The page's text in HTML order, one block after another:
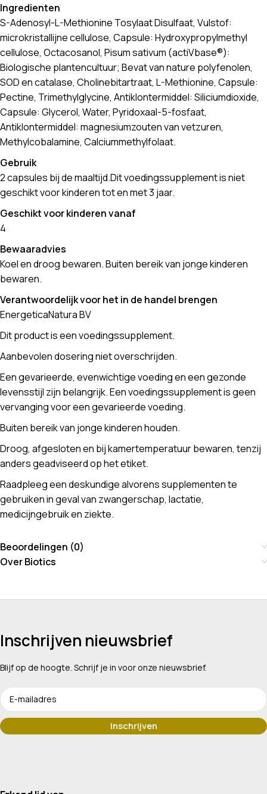
Ingredienten
S-Adenosyl-L-Methionine Tosylaat Disulfaat, Vulstof:
microkristallijne cellulose, Capsule: Hydroxypropylmethyl
cellulose, Octacosanol, Pisum sativum (actiVbase®):
Biologische plantencultuur; Bevat van nature polyfenolen,
SOD en catalase, Cholinebitartraat, L-Methionine, Capsule:
Pectine, Trimethylglycine, Antiklontermiddel: Siliciumdioxide,
Capsule: Glycerol, Water, Pyridoxaal-5-fosfaat,
Antiklontermiddel: magnesiumzouten van vetzuren,
Methylcobalamine, Calciummethylfolaat.
Gebruik
2 capsules bij de maaltijd.Dit voedingssupplement is niet
geschikt voor kinderen tot en met 3 jaar.
Geschikt voor kinderen vanaf
4
Bewaaradvies
Koel en droog bewaren. Buiten bereik van jonge kinderen
bewaren.
Verantwoordelijk voor het in de handel brengen
EnergeticaNatura BV
Dit product is een voedingssupplement.
Aanbevolen dosering niet overschrijden.
Een gevarieerde, evenwichtige voeding en een gezonde
levensstijl zijn belangrijk. Een voedingssupplement is geen
vervanging voor een gevarieerde voeding.
Buiten bereik van jonge kinderen houden.
Droog, afgesloten en bij kamertemperatuur bewaren, tenzij
anders geadviseerd op het etiket.
Raadpleeg een deskundige alvorens supplementen te
gebruiken in geval van zwangerschap, lactatie,
medicijngebruik en ziekte.
Beoordelingen (0)
Over Biotics
Inschrijven nieuwsbrief
Blijf op de hoogte. Schrijf je in voor onze nieuwsbrief.